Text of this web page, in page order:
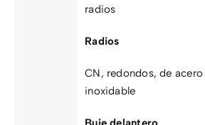
radios
Radios
CN, redondos, de acero
inoxidable